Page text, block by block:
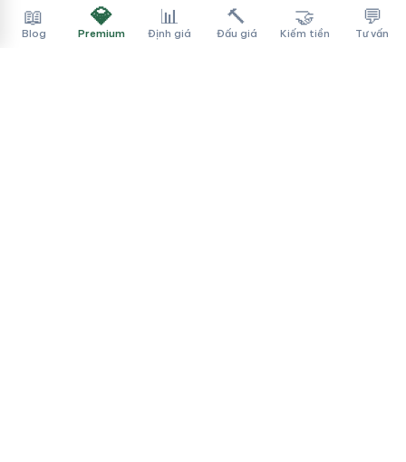
📖
Blog
💎
Premium
📊
Định giá
🔨
Đấu giá
🤝
Kiếm tiền
💬
Tư vấn